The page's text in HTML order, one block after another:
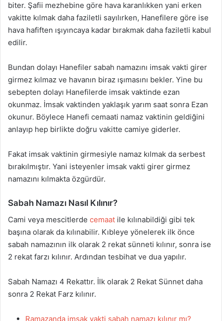
biter. Şafii mezhebine göre hava karanlıkken yani erken
vakitte kılmak daha faziletli sayılırken, Hanefilere göre ise
hava hafiften ışıyıncaya kadar bırakmak daha faziletli kabul
edilir.
Bundan dolayı Hanefiler sabah namazını imsak vakti girer
girmez kılmaz ve havanın biraz ışımasını bekler. Yine bu
sebepten dolayı Hanefilerde imsak vaktinde ezan
okunmaz. İmsak vaktinden yaklaşık yarım saat sonra Ezan
okunur. Böylece Hanefi cemaati namaz vaktinin geldiğini
anlayıp hep birlikte doğru vakitte camiye giderler.
Fakat imsak vaktinin girmesiyle namaz kılmak da serbest
bırakılmıştır. Yani isteyenler imsak vakti girer girmez
namazını kılmakta özgürdür.
Sabah Namazı Nasıl Kılınır?
Cami veya mescitlerde cemaat ile kılınabildiği gibi tek
başına olarak da kılınabilir. Kıbleye yönelerek ilk önce
sabah namazının ilk olarak 2 rekat sünneti kılınır, sonra ise
2 rekat farzı kılınır. Ardından tesbihat ve dua yapılır.
Sabah Namazı 4 Rekattır. İlk olarak 2 Rekat Sünnet daha
sonra 2 Rekat Farz kılınır.
Ramazanda imsak vakti sabah namazı kılınır mı?